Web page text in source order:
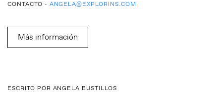
CONTACTO - ANGELA@EXPLORINS.COM
Más información
ESCRITO POR ANGELA BUSTILLOS